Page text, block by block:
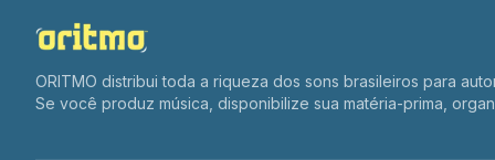
ORITMO distribui toda a riqueza dos sons brasileiros para
Se você produz música, disponibilize sua matéria-prima,